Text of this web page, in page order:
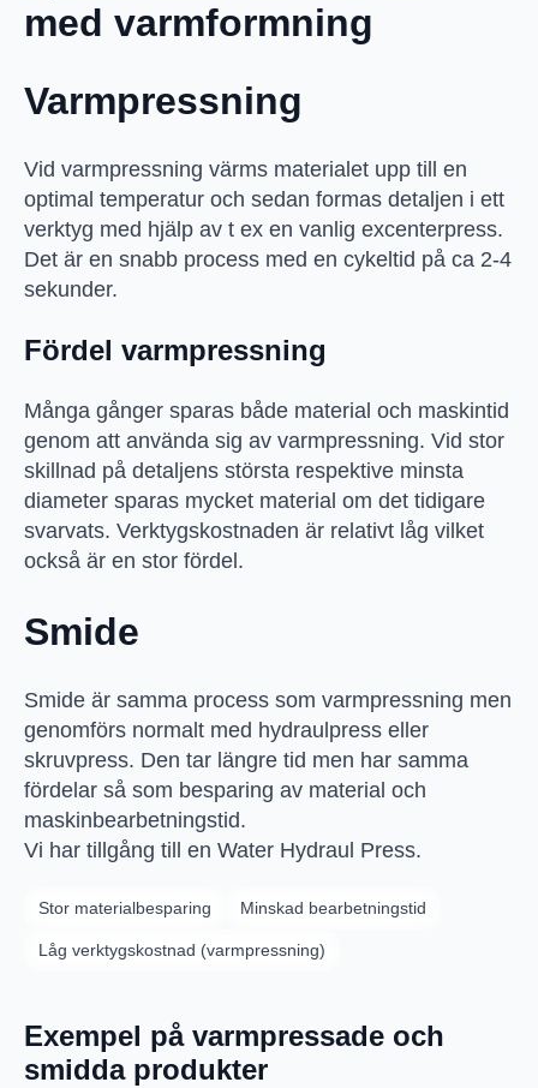
med varmformning
Varmpressning
Vid varmpressning värms materialet upp till en
optimal temperatur och sedan formas detaljen i ett
verktyg med hjälp av t ex en vanlig excenterpress.
Det är en snabb process med en cykeltid på ca 2-4
sekunder.
Fördel varmpressning
Många gånger sparas både material och maskintid
genom att använda sig av varmpressning. Vid stor
skillnad på detaljens största respektive minsta
diameter sparas mycket material om det tidigare
svarvats. Verktygskostnaden är relativt låg vilket
också är en stor fördel.
Smide
Smide är samma process som varmpressning men
genomförs normalt med hydraulpress eller
skruvpress. Den tar längre tid men har samma
fördelar så som besparing av material och
maskinbearbetningstid.
Vi har tillgång till en Water Hydraul Press.
Stor materialbesparing Minskad bearbetningstid
Låg verktygskostnad (varmpressning)
Exempel på varmpressade och
smidda produkter